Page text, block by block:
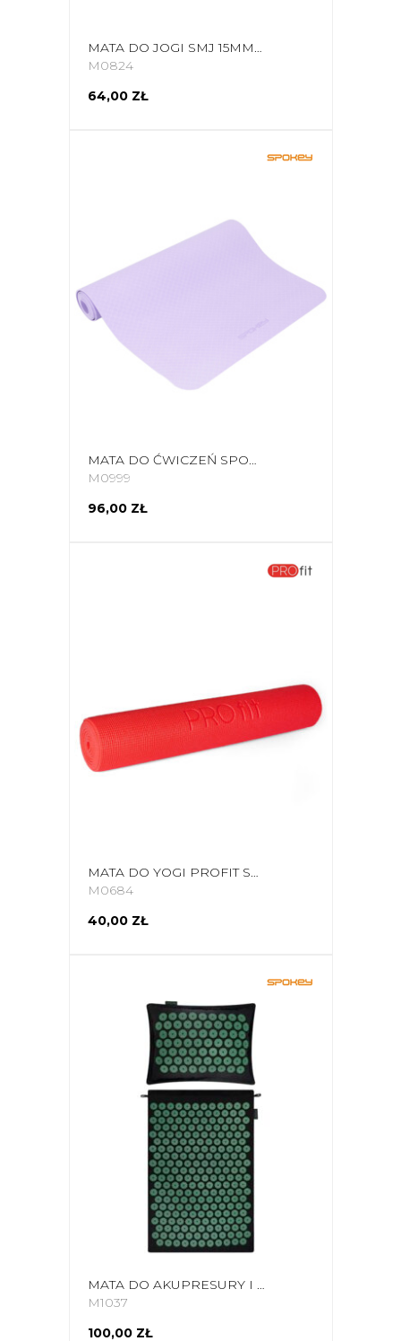
MATA DO JOGI SMJ 15MM NIEBIESKA YG002
M0824
64,00 ZŁ
MATA DO ĆWICZEŃ SPOKEY MANDALA FIOLETOWA 941515
M0999
96,00 ZŁ
MATA DO YOGI PROFIT SLIM 173X61X0,5CM CZERWONA DK 2203
M0684
40,00 ZŁ
MATA DO AKUPRESURY I MASAŻU Z PODUSZKĄ SPOKEY AKUMAT CZARNO-ZIELONA 944215
M1037
100,00 ZŁ